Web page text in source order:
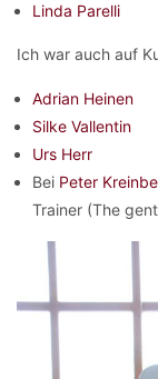
Linda Parelli
Ich war auch auf
Adrian Heinen
Silke Vallentin
Urs Herr
Bei Peter
Trainer (The